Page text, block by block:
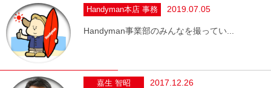
Handyman本店 事務 2019.07.05
Handyman事業部のみんなを撮ってい...
嘉生 智昭 2017.12.26